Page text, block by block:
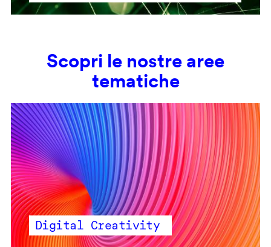
Scopri le nostre aree
tematiche
Digital Creativity